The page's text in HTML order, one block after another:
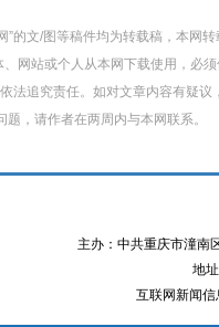
的文/图等稿件均为转载稿，本网
网站或个人从本网下载使用，必
法追究责任。如对文章内容有疑议
，请作者在两周内与本网联系。
主办：中共重庆市潼南
地
互联网新闻